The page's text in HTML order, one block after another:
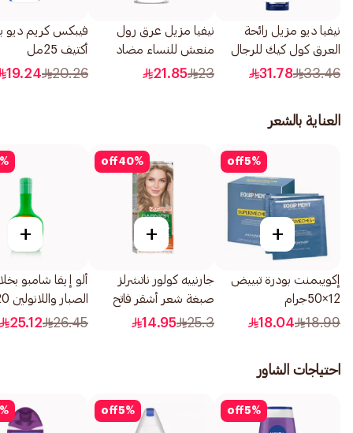
نيفيا ديو مزيل رائحة
العرق كول كيك للرجال
200مل
33.46
31.78
نيفيا مزيل عرق رول
منعش للنساء مضاد
للتعرق 50مل
23
21.85
فيبكس كريم ديو
أكتيف 25مل
20.26
19.24
العناية بالشعر
5%
off
+
إكويبمنت بودرة تبييض
12×50جرام
18.99
18.04
40%
off
+
جارنييه كولور ناتشرلز
صبغة شعر أشقر فاتح
رمادي رقم 8.1 1قطعة
25.3
14.95
%
+
ألو إيفا شامبو
الصبار واللانولين 320جرام
26.45
25.12
احتياجات الشاور
5%
off
5%
off
%